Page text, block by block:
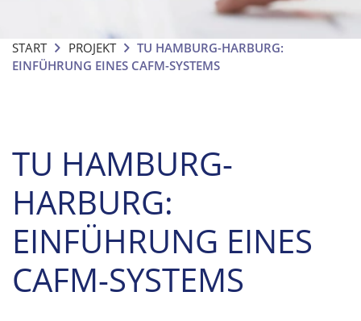
START PROJEKT
TU HAMBURG-HARBURG:
EINFÜHRUNG EINES CAFM-SYSTEMS
TU HAMBURG-
HARBURG:
EINFÜHRUNG EINES
CAFM-SYSTEMS